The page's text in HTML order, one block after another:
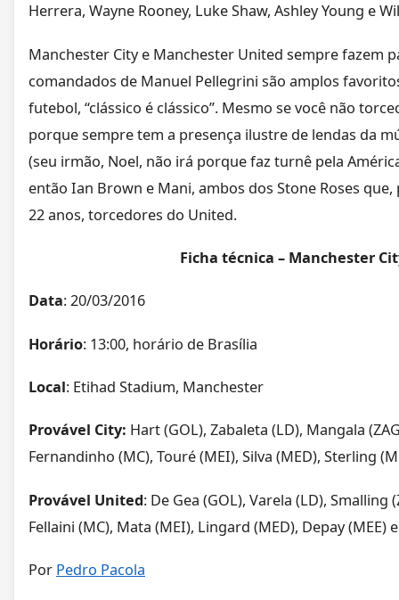
Herrera, Wayne Rooney, Luke Shaw, Ashley Young e
Manchester City e Manchester United sempre fazem
comandados de Manuel Pellegrini são amplos
futebol, “clássico é clássico”. Mesmo se você não
porque sempre tem a presença ilustre de lendas da
(seu irmão, Noel, não irá porque faz turnê pela
então Ian Brown e Mani, ambos dos Stone Roses
22 anos, torcedores do United.
Ficha técnica – Manchester
Data: 20/03/2016
Horário: 13:00, horário de Brasília
Local: Etihad Stadium, Manchester
Provável City: Hart (GOL), Zabaleta (LD), Mangala
Fernandinho (MC), Touré (MEI), Silva (MED), Sterling
Provável United: De Gea (GOL), Varela (LD), Smalling
Fellaini (MC), Mata (MEI), Lingard (MED), Depay (MEE)
Por Pedro Pacola